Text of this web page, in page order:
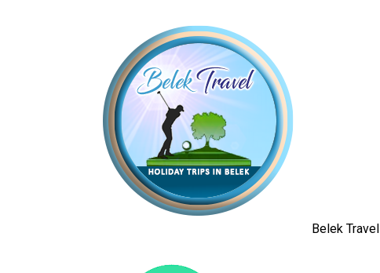
Belek Travel